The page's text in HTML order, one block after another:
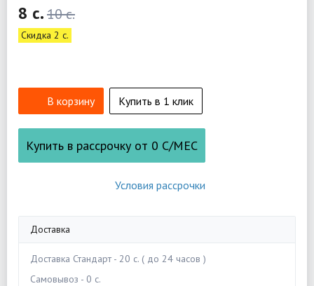
8 c.10 c.
Скидка 2 c.
В корзину Купить в 1 клик
Купить в рассрочку от 0 С/МЕС
Условия рассрочки
Доставка
Доставка Стандарт - 20 c. ( до 24 часов )
Самовывоз - 0 c.